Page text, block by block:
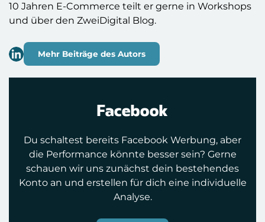
10 Jahren E-Commerce teilt er gerne in Workshops
und über den ZweiDigital Blog.
Mehr Beiträge des Autors
Facebook
Du schaltest bereits Facebook Werbung, aber
die Performance könnte besser sein? Gerne
schauen wir uns zunächst dein bestehendes
Konto an und erstellen für dich eine individuelle
Analyse.